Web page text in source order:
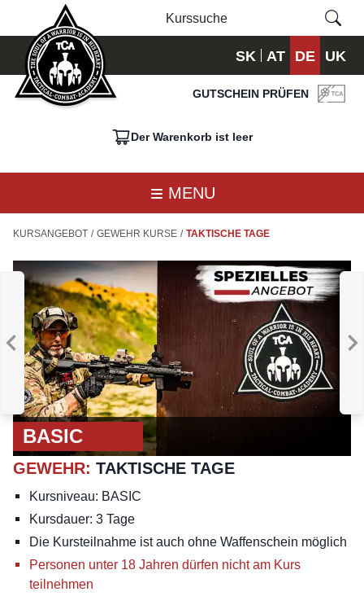
SK AT DE UK
GUTSCHEIN PRÜFEN
Der Warenkorb ist leer
MENU
KURSANGEBOT / GEWEHR KURSE / TAKTISCHE TAGE
BASIC
GEWEHR: TAKTISCHES
WOCHENENDE
BASIC
GEWEHR: TAKTISCHE TAGE
Kursniveau: BASIC
Kursdauer: 3 Tage
Die Kursteilnahme ist auch ohne Waffenschein möglich
Personen unter 18 Jahren dürfen nicht am Kurs
teilnehmen